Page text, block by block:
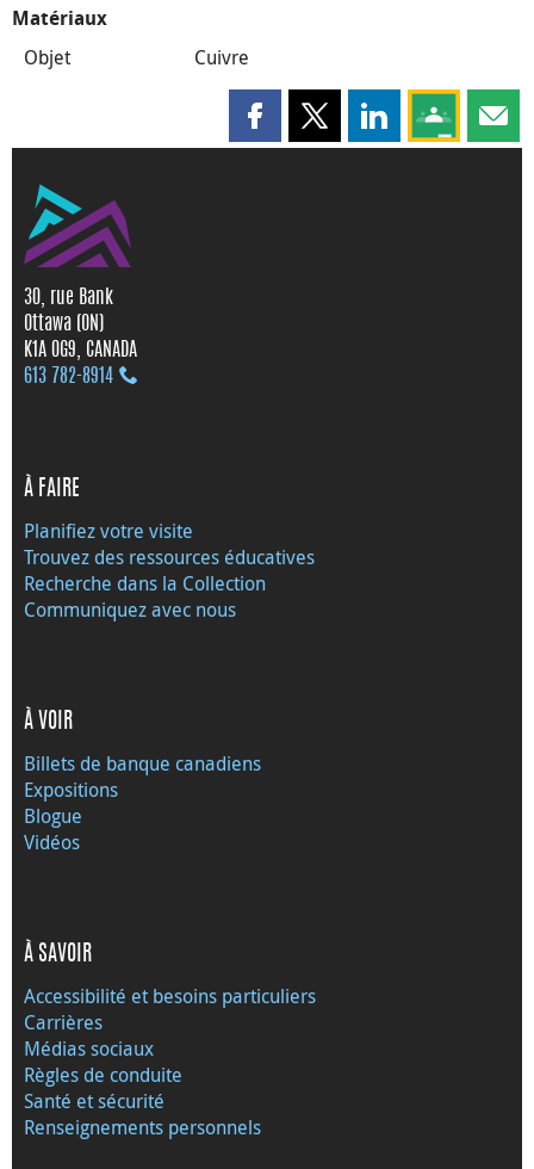
Matériaux
Objet Cuivre
Partager cette page sur
Partager cette page sur X
Partager cette
Partagez
30, rue Bank
Ottawa (ON)
K1A 0G9, CANADA
613 782‑8914
À FAIRE
Planifiez votre visite
Trouvez des ressources éducatives
Recherche dans la Collection
Communiquez avec nous
À VOIR
Billets de banque canadiens
Expositions
Blogue
Vidéos
À SAVOIR
Accessibilité et besoins particuliers
Carrières
Médias sociaux
Règles de conduite
Santé et sécurité
Renseignements personnels